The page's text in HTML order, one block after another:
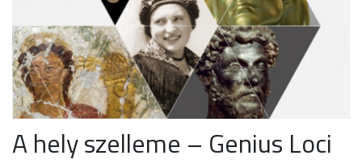
A hely szelleme – Genius Loci